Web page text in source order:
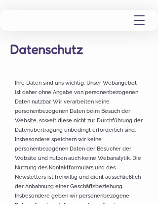
Datenschutz
Ihre Daten sind uns wichtig. Unser Webangebot
ist daher ohne Angabe von personenbezogenen
Daten nutzbar. Wir verarbeiten keine
personenbezogenen Daten beim Besuch der
Website, soweit diese nicht zur Durchführung der
Datenübertragung unbedingt erforderlich sind.
Insbesondere speichern wir keine
personenbezogenen Daten der Besucher der
Website und nutzen auch keine Webanalytik. Die
Nutzung des Kontaktformulars und des
Newsletters ist freiwillig und dient ausschließlich
der Anbahnung einer Geschäftsbeziehung.
Insbesondere geben wir personenbezogene